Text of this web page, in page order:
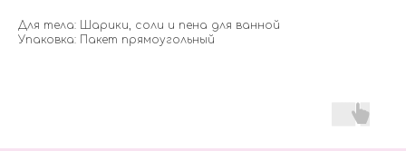
Для тела: Шарики, соли и пена для ванной
Упаковка: Пакет прямоугольный